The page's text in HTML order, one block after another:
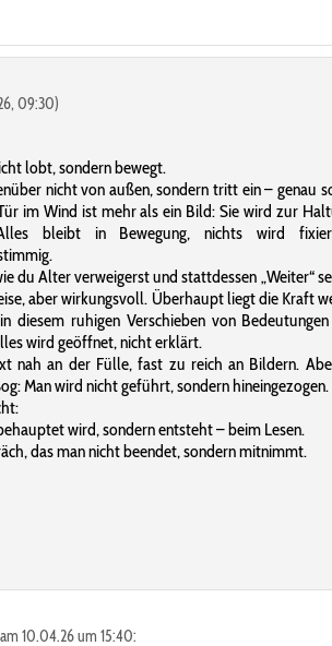
09:30)
lobt, sondern bewegt.
nicht von außen, sondern tritt ein – genau
im Wind ist mehr als ein Bild: Sie wird zur
bleibt in Bewegung, nichts wird
du Alter verweigerst und stattdessen „Weiter“
aber wirkungsvoll. Überhaupt liegt die Kraft
diesem ruhigen Verschieben von
wird geöffnet, nicht erklärt.
nah an der Fülle, fast zu reich an Bildern.
Man wird nicht geführt, sondern hineingezogen.
wird, sondern entsteht – beim Lesen.
das man nicht beendet, sondern mitnimmt.
10.04.26 um 15:40: